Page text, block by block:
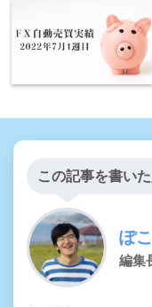
この記事を書い
ぽ
編集